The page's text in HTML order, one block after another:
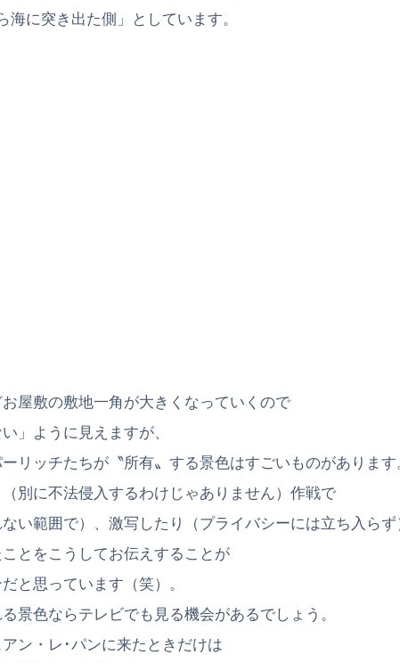
海に突き出た側」としています。
屋敷の敷地一角が大きくなっていくので
」ように見えますが、
リッチたちが〝所有〟する景色はすごいものがあります
別に不法侵入するわけじゃありません）作戦で
い範囲で）、激写したり（プライバシーには立ち入らず
とをこうしてお伝えすることが
と思っています（笑）。
景色ならテレビでも見る機会があるでしょう。
ン・レ･パンに来たときだけは